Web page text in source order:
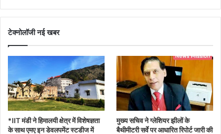
टेक्नोलॉजी नई खबर
*IIT मंडी ने हिमालयी क्षेत्र में विशेषज्ञता
के साथ एमए इन डेवलपमेंट स्टडीज में
मुख्य सचिव ने ग्लेशियर झीलों के
बैथीमीटरी सर्वे पर आधारित रिपोर्ट जारी की